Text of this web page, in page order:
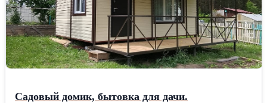
Садовый домик, бытовка для дачи.